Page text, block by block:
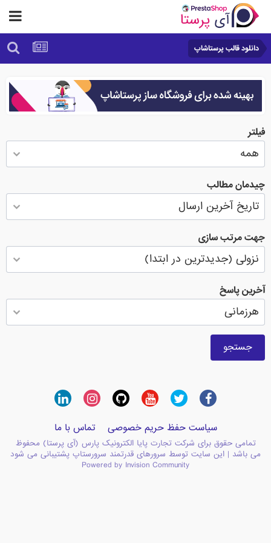
دانلود قالب پرستاشاپ
فیلتر
چیدمان مطالب
جهت مرتب سازی
آخرین پاسخ
جستجو
سیاست حفظ حریم خصوصی تماس با ما
تمامی حقوق برای شرکت تجارت پایا الکترونیک پارس (آی پرستا) محفوظ
می باشد | این سایت توسط سرورهای قدرتمند سرورستاپ پشتیبانی می شود
Powered by Invision Community